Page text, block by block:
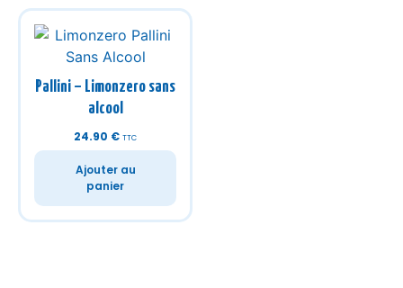
Pallini – Limonzero sans
alcool
24.90 € TTC
Ajouter au
panier